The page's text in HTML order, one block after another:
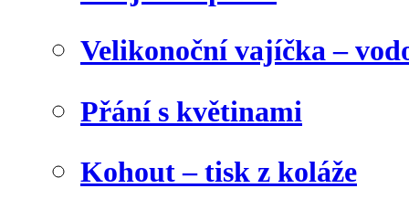
Velikonoční vajíčka –
Přání s květinami
Kohout – tisk z koláže